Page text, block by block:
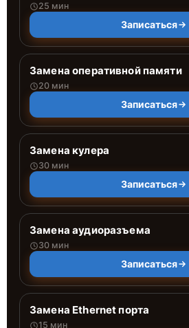
25 мин
Записаться
Замена оперативной памяти
20 мин
Записаться
Замена кулера
30 мин
Записаться
Замена аудиоразъема
30 мин
Записаться
Замена Ethernet порта
15 мин